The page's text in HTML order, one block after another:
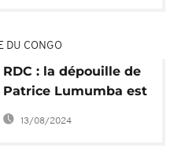
DU CONGO
RDC : la dépouille de
Patrice Lumumba est
arrivée à Onulua
13/08/2024